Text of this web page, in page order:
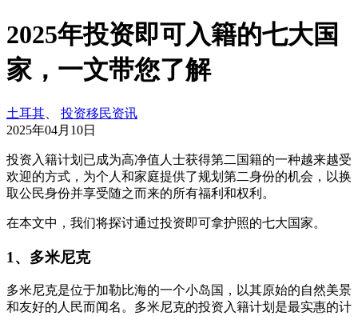
2025年投资即可入籍的七大国
家，一文带您了解
土耳其
投资移民资讯
2025年04月10日
投资入籍计划已成为高净值人士获得第二国籍的一种越来越受
欢迎的方式，为个人和家庭提供了规划第二身份的机会，以换
取公民身份并享受随之而来的所有福利和权利。
在本文中，我们将探讨通过投资即可拿护照的七大国家。
1、多米尼克
多米尼克是位于加勒比海的一个小岛国，以其原始的自然美景
和友好的人民而闻名。多米尼克的投资入籍计划是最实惠的计